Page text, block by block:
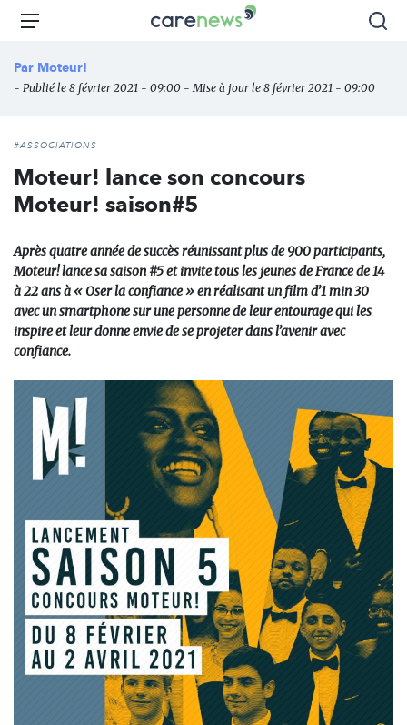
Aller
principal
Carenews,
des
Menu
Par Moteur!
- Publié le 8 février 2021 - 09:00 - Mise à jour le 8 février 2021 - 09:00
#ASSOCIATIONS
Moteur! lance son concours
Moteur! saison#5
Après quatre année de succès réunissant plus de 900 participants,
Moteur! lance sa saison #5 et invite tous les jeunes de France de 14
à 22 ans à « Oser la confiance » en réalisant un film d’1 min 30
avec un smartphone sur une personne de leur entourage qui les
inspire et leur donne envie de se projeter dans l’avenir avec
confiance.